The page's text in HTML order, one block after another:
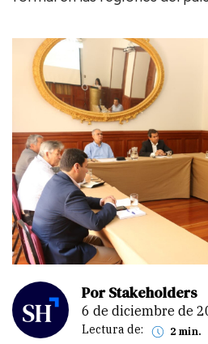
Por Stakeholders
6 de diciembre de
Lectura de: 2 min.